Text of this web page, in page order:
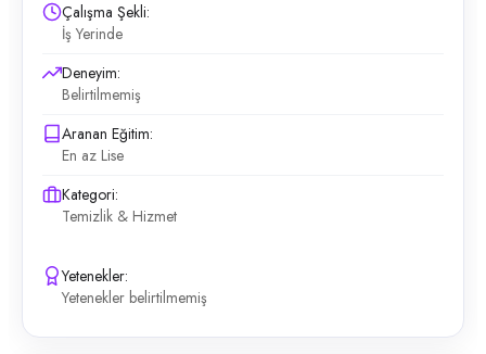
Çalışma Şekli:
İş Yerinde
Deneyim:
Belirtilmemiş
Aranan Eğitim:
En az Lise
Kategori:
Temizlik & Hizmet
Yetenekler:
Yetenekler belirtilmemiş